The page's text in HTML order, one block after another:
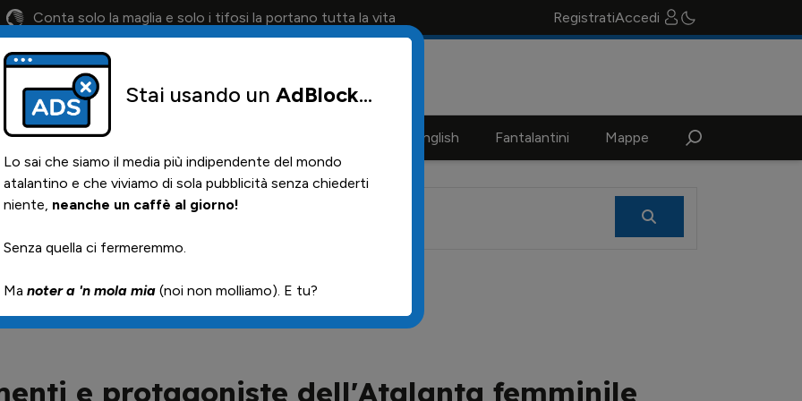
Conta solo la maglia e solo i tifosi la portano tutta la vita RegistratiAccedi
Il 12° Uomo News in english Fantalantini Mappe
femminile
e protagoniste dell'Atalanta femminile
Stai usando un AdBlock...
Lo sai che siamo il media più indipendente del mondo
atalantino e che viviamo di sola pubblicità senza chiederti
niente, neanche un caffè al giorno!
Senza quella ci fermeremmo.
Ma noter a 'n mola mia (noi non molliamo). E tu?